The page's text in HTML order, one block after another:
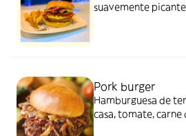
suavemente
Pork burger
Hamburguesa de
casa, tomate, carne